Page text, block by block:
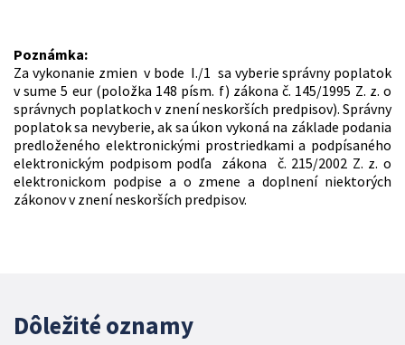
Poznámka:
Za vykonanie zmien v bode I./1 sa vyberie správny poplatok
v sume 5 eur (položka 148 písm. f) zákona č. 145/1995 Z. z. o
správnych poplatkoch v znení neskorších predpisov). Správny
poplatok sa nevyberie, ak sa úkon vykoná na základe podania
predloženého elektronickými prostriedkami a podpísaného
elektronickým podpisom podľa zákona č. 215/2002 Z. z. o
elektronickom podpise a o zmene a doplnení niektorých
zákonov v znení neskorších predpisov.
Dôležité oznamy